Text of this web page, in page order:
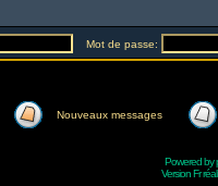
Mot de passe:
Nouveaux messages
Powered by
Version Fr